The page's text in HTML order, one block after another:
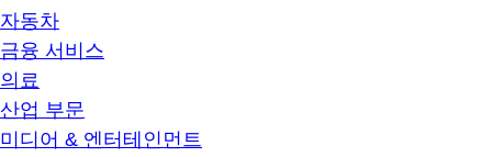
자동차
금융 서비스
의료
산업 부문
미디어 & 엔터테인먼트